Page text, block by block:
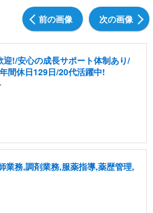
前の画像 次の画像
!/安心の成長サポート体制あり/
間休日129日/20代活躍中!
業務,調剤業務,服薬指導,薬歴管理,